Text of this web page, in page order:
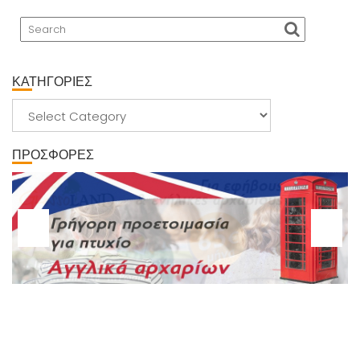
ΚΑΤΗΓΟΡΙΕΣ
ΠΡΟΣΦΟΡΕΣ